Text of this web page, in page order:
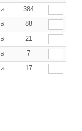
zł
384
zł
88
zł
21
zł
7
zł 17